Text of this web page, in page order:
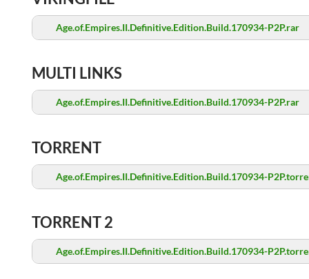
Age.of.Empires.II.Definitive.Edition.Build.170934-P2P.rar
MULTI LINKS
Age.of.Empires.II.Definitive.Edition.Build.170934-P2P.rar
TORRENT
Age.of.Empires.II.Definitive.Edition.Build.170934-
TORRENT 2
Age.of.Empires.II.Definitive.Edition.Build.170934-